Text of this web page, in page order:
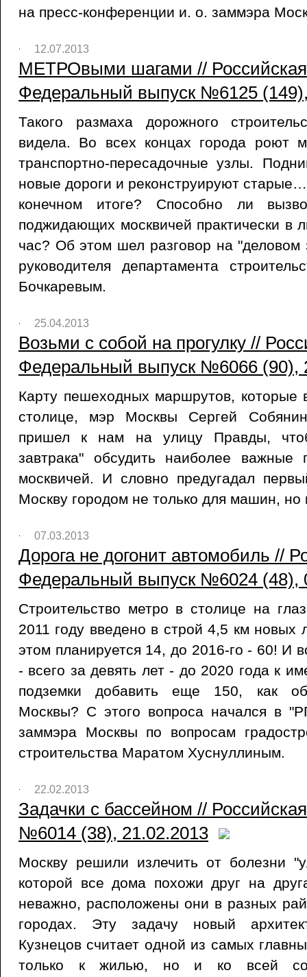
на пресс-конференции и. о. заммэра
12.07.2013
МЕТРОвыми шагами // Российская
Федеральный выпуск №6125
Такого размаха дорожного
видела. Во всех концах города роют
транспортно-пересадочные узлы.
новые дороги и реконструируют
конечном итоге? Способно ли
поджидающих москвичей практически в
час? Об этом шел разговор на "деловом
руководителя департамента
Бочкаревым.
25.04.2013
Возьми с собой на прогулку //
Федеральный выпуск №6066 (90),
Карту пешеходных маршрутов, которые
столице, мэр Москвы Сергей
пришел к нам на улицу Правды,
завтрака" обсудить наиболее
москвичей. И словно предугадал
Москву городом не только для машин,
07.03.2013
Дорога не догонит автомобиль //
Федеральный выпуск №6024 (48),
Строительство метро в столице на
2011 году введено в строй 4,5 км
этом планируется 14, до 2016-го - 60! И
- всего за девять лет - до 2020 года к
подземки добавить еще 150, как
Москвы? С этого вопроса начался в
заммэра Москвы по вопросам
строительства Маратом Хуснуллиным.
22.02.2013
Задачки с бассейном //
№6014 (38), 21.02.2013
Москву решили излечить от болезни
которой все дома похожи друг на
неважно, расположены они в разных
городах. Эту задачу новый
Кузнецов считает одной из самых
только к жилью, но и ко всей